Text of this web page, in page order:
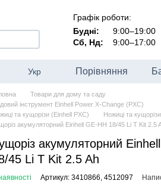
Графік роботи:
Будні:
9:00–19:00
Сб, Нд:
9:00–17:00
Укр Порівняння
Товари для дому та саду
інструмент Einhell Power X-Change (PXC)
та кущорізи (Einhell PXC)
Ножиці та
акумуляторний Einhell GE-HH 18/45 Li T Kit 2.5
акумуляторний
45 Li T Kit 2.5 Ah
Артикул: 3410866, 4512097